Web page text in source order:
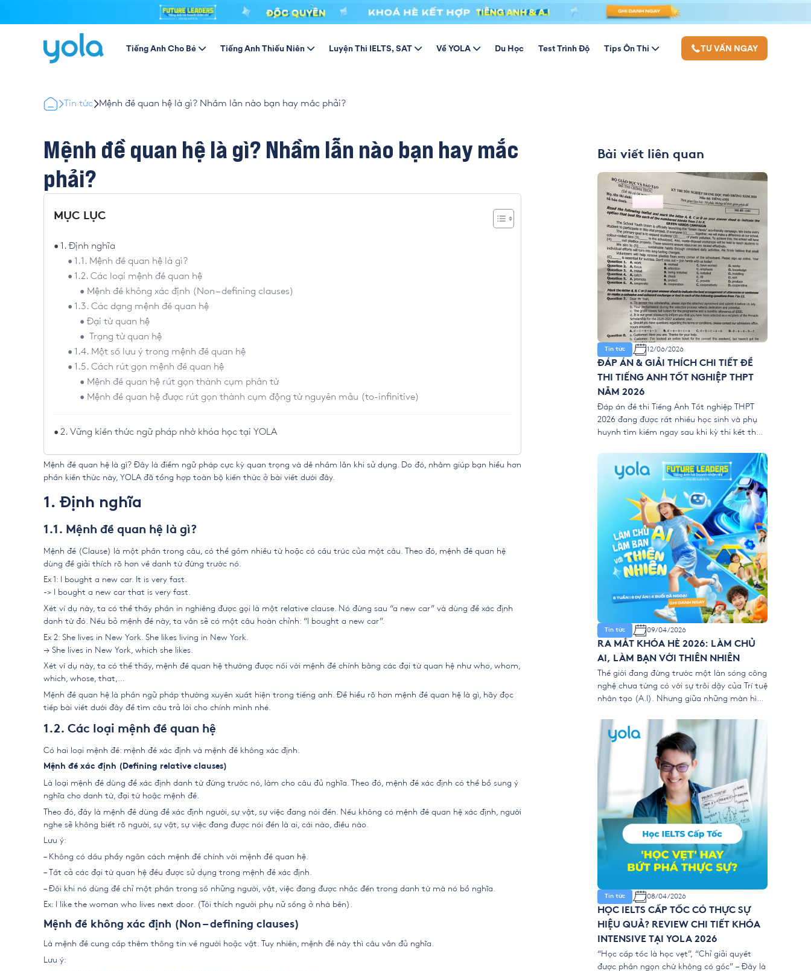
Tiếng Anh Cho Bé Tiếng Anh Thiếu Niên Luyện Thi IELTS, SAT Về YOLA Du Học Test Trình Độ Tips Ôn Thi TƯ VẤN NGAY
Tin tức Mệnh đề quan hệ là gì? Nhầm lẫn nào bạn hay mắc phải?
Mệnh đề quan hệ là gì? Nhầm lẫn nào bạn hay mắc
phải?
MỤC LỤC
1. Định nghĩa
1.1. Mệnh đề quan hệ là gì?
1.2. Các loại mệnh đề quan hệ
Mệnh đề không xác định (Non – defining clauses)
1.3. Các dạng mệnh đề quan hệ
Đại từ quan hệ
Trạng từ quan hệ
1.4. Một số lưu ý trong mệnh đề quan hệ
1.5. Cách rút gọn mệnh đề quan hệ
Mệnh đề quan hệ rút gọn thành cụm phân từ
Mệnh đề quan hệ được rút gọn thành cụm động từ nguyên mẫu (to-infinitive)
2. Vững kiến thức ngữ pháp nhờ khóa học tại YOLA
Mệnh đề quan hệ là gì? Đây là điểm ngữ pháp cực kỳ quan trọng và dễ nhầm lẫn khi sử dụng. Do đó, nhằm giúp bạn hiểu hơn
phần kiến thức này, YOLA đã tổng hợp toàn bộ kiến thức ở bài viết dưới đây.
1. Định nghĩa
1.1. Mệnh đề quan hệ là gì?
Mệnh đề (Clause) là một phần trong câu, có thể gồm nhiều từ hoặc có cấu trúc của một câu. Theo đó, mệnh đề quan hệ
dùng để giải thích rõ hơn về danh từ đứng trước nó.
Ex 1: I bought a new car. It is very fast.
-> I bought a new car that is very fast.
Xét ví dụ này, ta có thể thấy phần in nghiêng được gọi là một relative clause. Nó đứng sau “a new car” và dùng để xác định
danh từ đó. Nếu bỏ mệnh đề này, ta vẫn sẽ có một câu hoàn chỉnh: “I bought a new car”.
Ex 2: She lives in New York. She likes living in New York.
→ She lives in New York, which she likes.
Xét ví dụ này, ta có thể thấy, mệnh đề quan hệ thường được nối với mệnh đề chính bằng các đại từ quan hệ như who, whom,
which, whose, that,…
Mệnh đề quan hệ là phần ngữ pháp thường xuyên xuất hiện trong tiếng anh. Để hiểu rõ hơn mệnh đề quan hệ là gì, hãy đọc
tiếp bài viết dưới đây để tìm câu trả lời cho chính mình nhé.
1.2. Các loại mệnh đề quan hệ
Có hai loại mệnh đề: mệnh đề xác định và mệnh đề không xác định.
Mệnh đề xác định (Defining relative clauses)
Là loại mệnh đề dùng để xác định danh từ đứng trước nó, làm cho câu đủ nghĩa. Theo đó, mệnh đề xác định có thể bổ sung ý
nghĩa cho danh từ, đại từ hoặc mệnh đề.
Theo đó, đây là mệnh đề dùng để xác định người, sự vật, sự việc đang nói đến. Nếu không có mệnh đề quan hệ xác định, người
nghe sẽ không biết rõ người, sự vật, sự việc đang được nói đến là ai, cái nào, điều nào.
Lưu ý:
– Không có dấu phẩy ngăn cách mệnh đề chính với mệnh đề quan hệ.
– Tất cả các đại từ quan hệ đều được sử dụng trong mệnh đề xác định.
– Đôi khi nó dùng để chỉ một phần trong số những người, vật, việc đang được nhắc đến trong danh từ mà nó bổ nghĩa.
Ex: I like the woman who lives next door. (Tôi thích người phụ nữ sống ở nhà bên).
Mệnh đề không xác định (Non – defining clauses)
Là mệnh đề cung cấp thêm thông tin về người hoặc vật. Tuy nhiên, mệnh đề này thì câu vẫn đủ nghĩa.
Lưu ý:
Bài viết liên quan
Tin tức 12/06/2026
ĐÁP ÁN & GIẢI THÍCH CHI TIẾT ĐỀ
THI TIẾNG ANH TỐT NGHIỆP THPT
NĂM 2026
Đáp án đề thi Tiếng Anh Tốt nghiệp THPT
2026 đang được rất nhiều học sinh và phụ
huynh tìm kiếm ngay sau khi kỳ thi kết thúc.
quả và đánh giá bài làm của mình, YOLA
cập nhật đề thi chính thức, đáp án tham
Tin tức 09/04/2026
RA MẮT KHÓA HÈ 2026: LÀM CHỦ
AI, LÀM BẠN VỚI THIÊN NHIÊN
Thế giới đang đứng trước một làn sóng công
nghệ chưa từng có với sự trỗi dậy của Trí tuệ
nhân tạo (A.I). Nhưng giữa những màn hình
để trẻ “ngắt kết nối” với vẻ đẹp của thiên
nhiên? 👉 Khóa hè 2026 chính thức […]
Tin tức 08/04/2026
HỌC IELTS CẤP TỐC CÓ THỰC SỰ
HIỆU QUẢ? REVIEW CHI TIẾT KHÓA
INTENSIVE TẠI YOLA 2026
“Học cấp tốc là học vẹt”, “Chỉ giải quyết
được phần ngọn chứ không có gốc” – Đây là